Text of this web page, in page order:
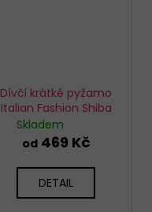
Dívčí krátké pyžamo
Italian Fashion Shiba
Skladem
od469 Kč
DETAIL